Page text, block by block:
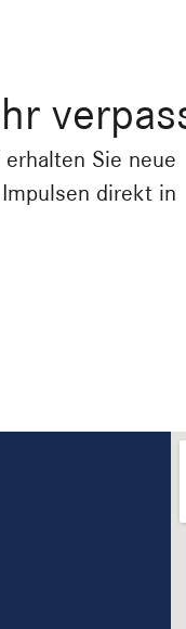
Sie neue
direkt in